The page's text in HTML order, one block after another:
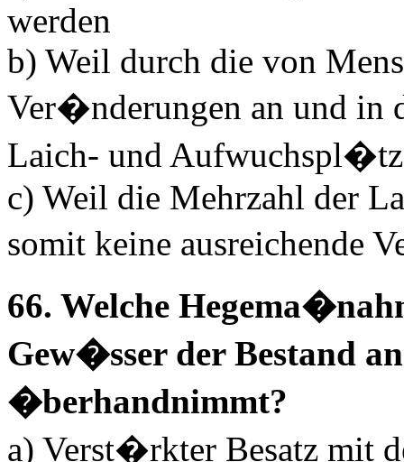
werden
b) Weil durch die von
Ver�nderungen an und
Laich- und
c) Weil die Mehrzahl der
somit keine ausreichende
66. Welche
Gew�sser der Bestand
�berhandnimmt?
a) Verst�rkter Besatz mit